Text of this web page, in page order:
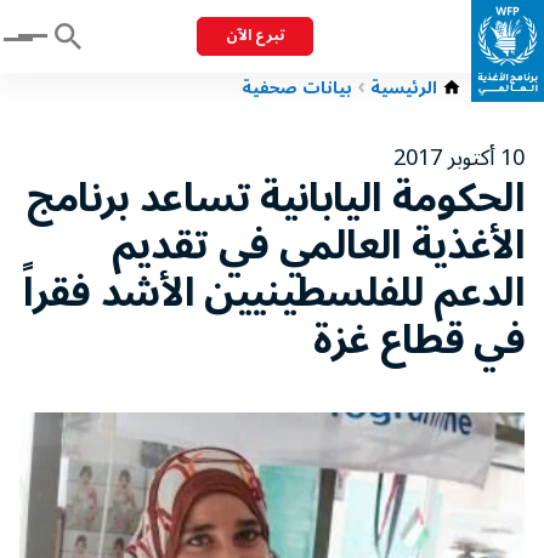
تبرع الآن Menu
الرئيسية بيانات صحفية
10 أكتوبر 2017
الحكومة اليابانية تساعد برنامج
الأغذية العالمي في تقديم
الدعم للفلسطينيين الأشد فقراً
في قطاع غزة